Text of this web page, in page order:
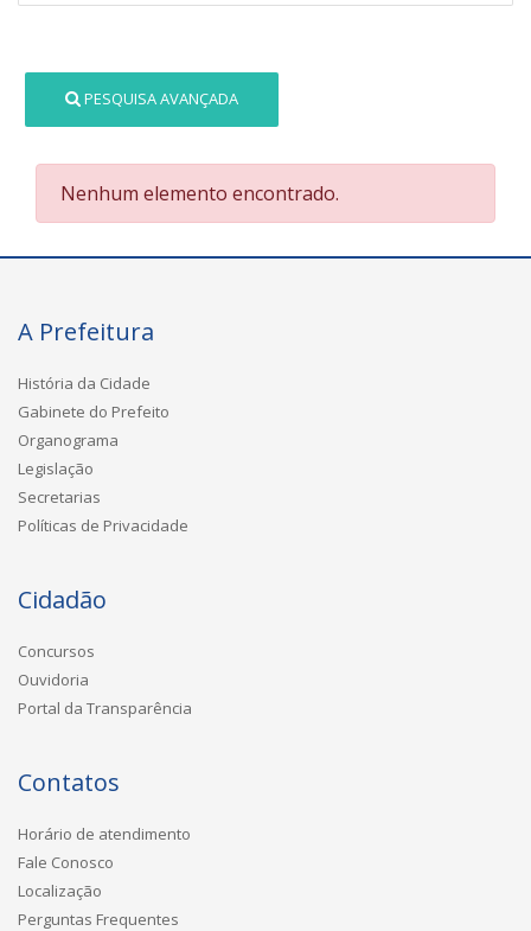
PESQUISA AVANÇADA
Nenhum elemento encontrado.
A Prefeitura
História da Cidade
Gabinete do Prefeito
Organograma
Legislação
Secretarias
Políticas de Privacidade
Cidadão
Concursos
Ouvidoria
Portal da Transparência
Contatos
Horário de atendimento
Fale Conosco
Localização
Perguntas Frequentes